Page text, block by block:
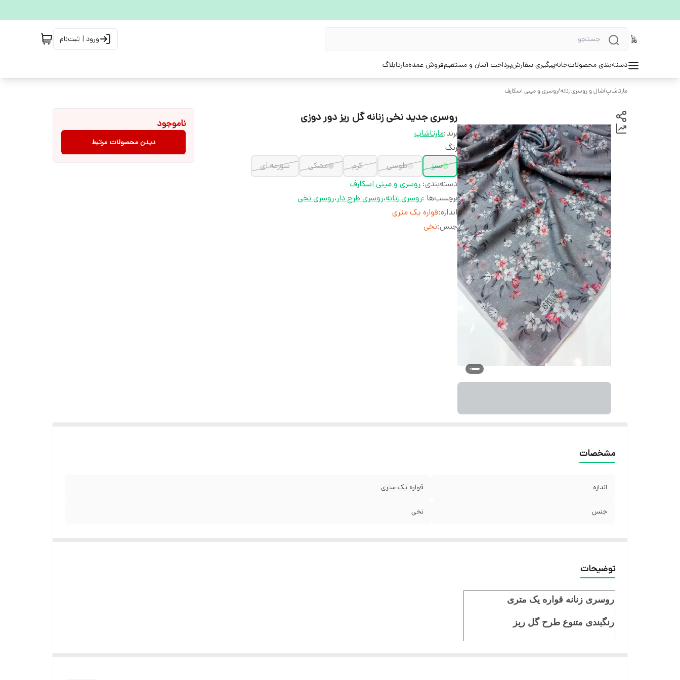
ورود | ثبت‌نام
دسته‌بندی محصولاتخانهپیگیری سفارشپرداخت آسان و مستقیمفروش عمدهمارتابلاگ
مارتاشاپ/شال و روسری زنانه/روسری و مینی اسکارف
روسری جدید نخی زنانه گل ریز دور دوزی
برند:مارتاشاپ
رنگ
سبز
طوسی کرم مشکی
سورمه ای
دسته‌بندی: روسری و مینی اسکارف
برچسب‌ها :روسری زنانه،روسری طرح دار،روسری نخی
اندازه:قواره یک متری
جنس:نخی
ناموجود
دیدن محصولات مرتبط
مشخصات
اندازه قواره یک متری
جنس نخی
توضیحات
روسری زنانه قواره یک متری
رنگبندی متنوع طرح گل ریز